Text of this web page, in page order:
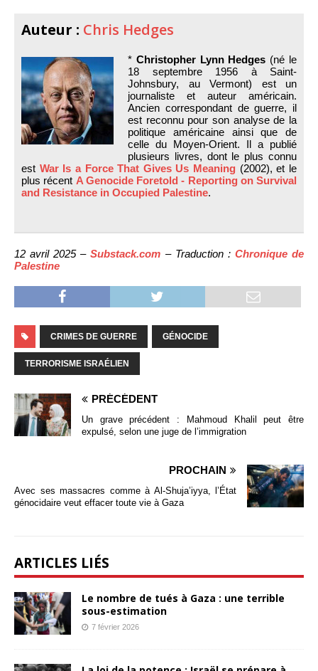
Auteur : Chris Hedges
* Christopher Lynn Hedges (né le
18 septembre 1956 à Saint-
Johnsbury, au Vermont) est un
journaliste et auteur américain.
Ancien correspondant de guerre, il
est reconnu pour son analyse de la
politique américaine ainsi que de
celle du Moyen-Orient. Il a publié
plusieurs livres, dont le plus connu
est War Is a Force That Gives Us Meaning (2002), et le
plus récent A Genocide Foretold - Reporting on Survival
and Resistance in Occupied Palestine.
12 avril 2025 –Substack.com – Traduction : Chronique de
Palestine
CRIMES DE GUERRE GÉNOCIDE
TERRORISME ISRAÉLIEN
PRÉCÉDENT
Un grave précédent : Mahmoud Khalil peut être
expulsé, selon une juge de l’immigration
PROCHAIN
Avec ses massacres comme à Al-Shuja’iyya, l’État
génocidaire veut effacer toute vie à Gaza
ARTICLES LIÉS
Le nombre de tués à Gaza : une terrible
sous-estimation
7 février 2026